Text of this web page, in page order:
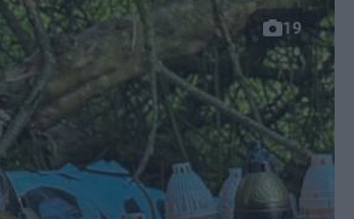
19